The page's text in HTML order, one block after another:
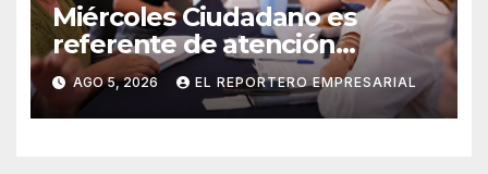
Miércoles Ciudadano es
referente de atención
oportuna y clara para las y los
meridanos; Cecilia Patrón
AGO 5, 2026 EL REPORTERO EMPRESARIAL